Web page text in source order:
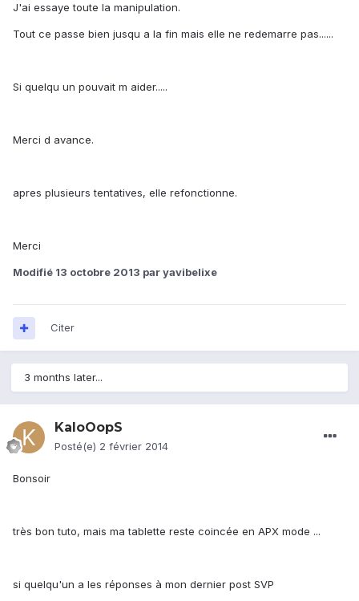
J'ai essaye toute la manipulation.
Tout ce passe bien jusqu a la fin mais elle ne redemarre pas......
Si quelqu un pouvait m aider.....
Merci d avance.
apres plusieurs tentatives, elle refonctionne.
Merci
Modifié 13 octobre 2013 par yavibelixe
Citer
3 months later...
KaloOopS
Posté(e) 2 février 2014
Bonsoir
très bon tuto, mais ma tablette reste coincée en APX mode ...
si quelqu'un a les réponses à mon dernier post SVP